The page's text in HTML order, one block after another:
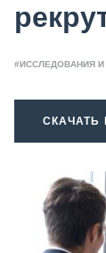
#ИССЛЕДОВАНИЯ
СКАЧАТЬ